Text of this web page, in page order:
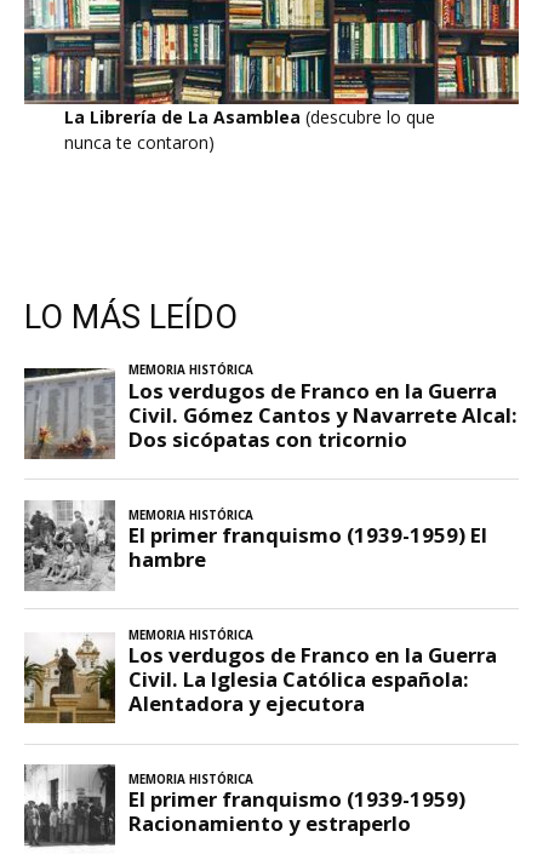
La Librería de La Asamblea (descubre lo que
nunca te contaron)
LO MÁS LEÍDO